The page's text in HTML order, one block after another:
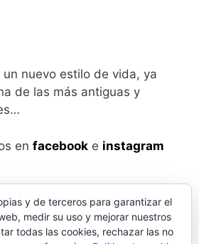
un nuevo estilo de vida, ya
de las más antiguas y
en facebook e instagram
y de terceros para garantizar el
medir su uso y mejorar nuestros
todas las cookies, rechazar las no